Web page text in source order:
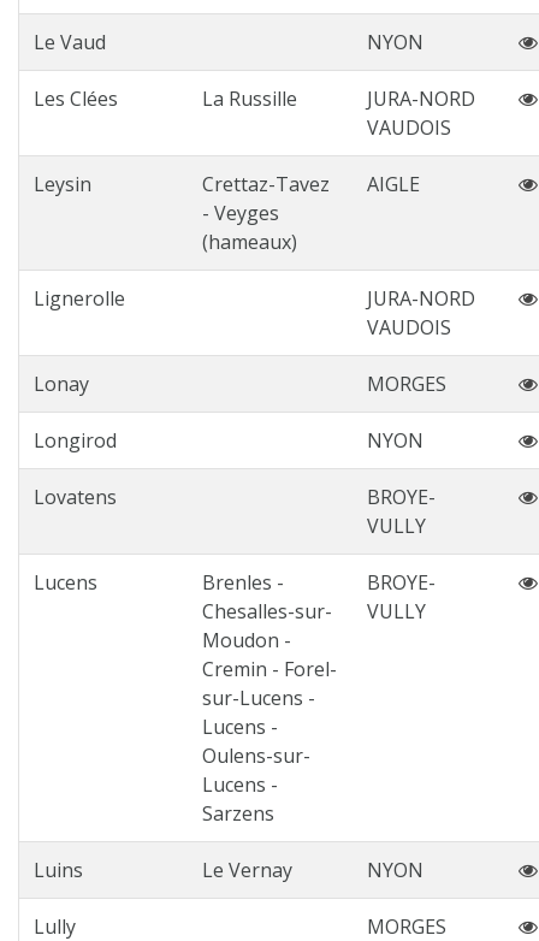
Le Vaud NYON
Les Clées La Russille
JURA-NORD
VAUDOIS
Leysin
Crettaz-Tavez
- Veyges
(hameaux)
AIGLE
Lignerolle
JURA-NORD
VAUDOIS
Lonay MORGES
Longirod NYON
Lovatens
BROYE-
VULLY
Lucens
Brenles -
Chesalles-sur-
Moudon -
Cremin - Forel-
sur-Lucens -
Lucens -
Oulens-sur-
Lucens -
Sarzens
BROYE-
VULLY
Luins Le Vernay NYON
Lully MORGES